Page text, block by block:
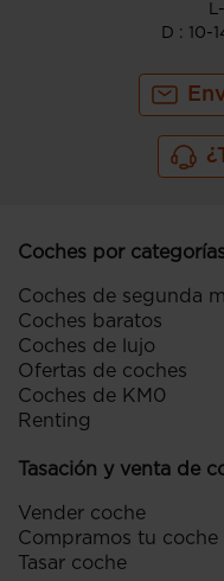
D : 10-
Coches por
Coches de segunda
Coches baratos
Coches de lujo
Ofertas de coches
Coches de KM0
Renting
Tasación y venta de
Vender coche
Compramos tu coche
Tasar coche